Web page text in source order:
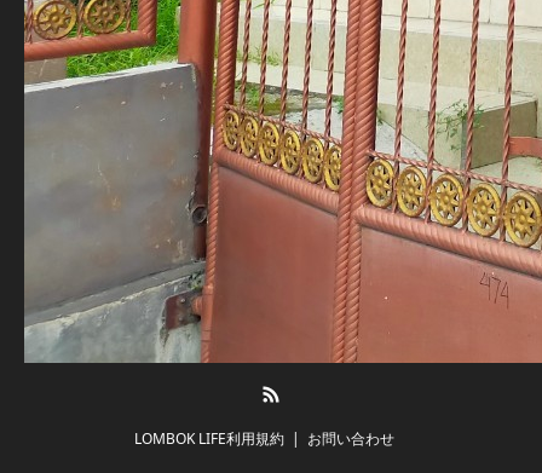
LOMBOK LIFE利用規約 お問い合わせ